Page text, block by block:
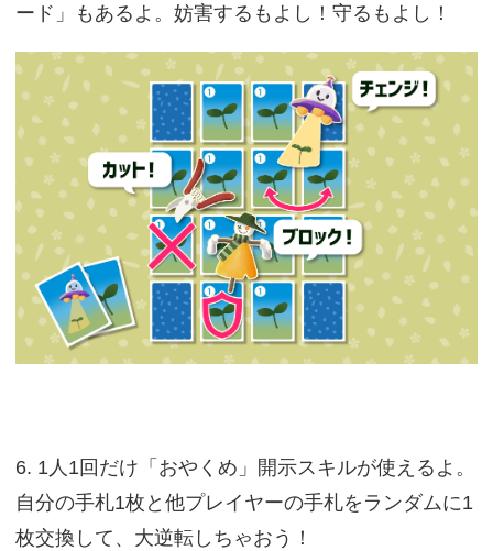
ード」もあるよ。妨害するもよし！守るもよし！
6. 1人1回だけ「おやくめ」開示スキルが使えるよ。
自分の手札1枚と他プレイヤーの手札をランダムに1
枚交換して、大逆転しちゃおう！